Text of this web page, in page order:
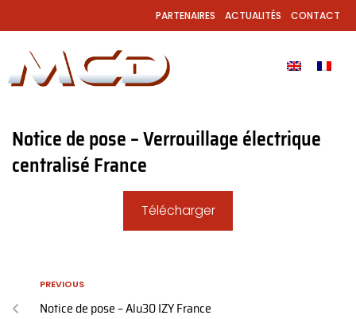
PARTENAIRES ACTUALITÉS CONTACT
Notice de pose – Verrouillage électrique
centralisé France
Télécharger
PREVIOUS
Notice de pose – Alu30 IZY France